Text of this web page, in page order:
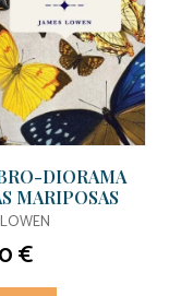
DIORAMA
MARIPOSAS
€